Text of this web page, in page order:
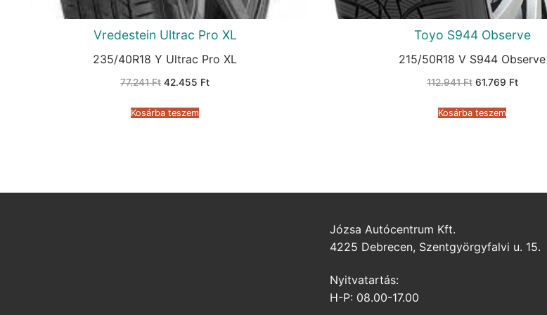
Vredestein Ultrac Pro XL
235/40R18 Y Ultrac Pro XL
77.241Ft Original
77.241 Ft.
42.455 FtCurrent
Kosárba teszem
Toyo S944 Observe
215/50R18 V S944 Observe
112.941Ft Original
112.941 Ft.
61.769 FtCurrent
Kosárba teszem
Józsa Autócentrum Kft.
4225 Debrecen, Szentgyörgyfalvi u. 15.
Nyitvatartás:
H-P: 08.00-17.00